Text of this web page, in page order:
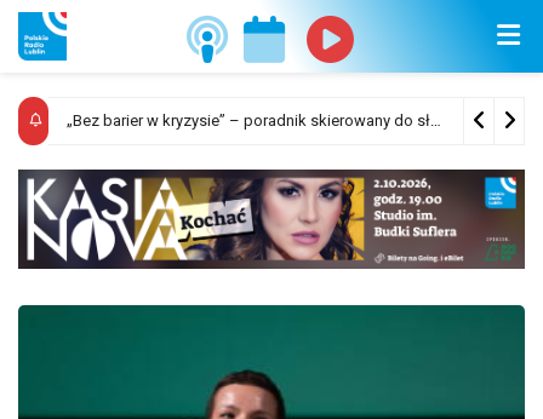
Sposób ogłaszania i odwoływania alarmów oraz komunikatów ostrzegawczych